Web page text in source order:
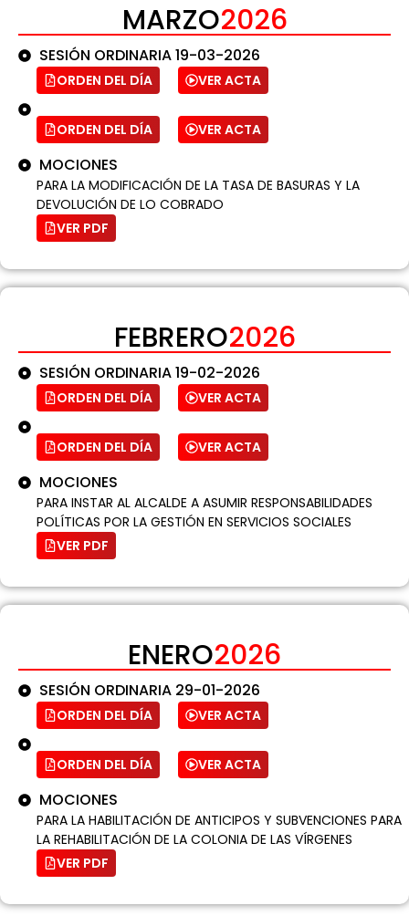
MARZO2026
SESIÓN ORDINARIA 19-03-2026
ORDEN DEL DÍA VER ACTA
ORDEN DEL DÍA VER ACTA
MOCIONES
PARA LA MODIFICACIÓN DE LA TASA DE BASURAS Y LA
DEVOLUCIÓN DE LO COBRADO
VER PDF
FEBRERO2026
SESIÓN ORDINARIA 19-02-2026
ORDEN DEL DÍA VER ACTA
ORDEN DEL DÍA VER ACTA
MOCIONES
PARA INSTAR AL ALCALDE A ASUMIR RESPONSABILIDADES
POLÍTICAS POR LA GESTIÓN EN SERVICIOS SOCIALES
VER PDF
ENERO2026
SESIÓN ORDINARIA 29-01-2026
ORDEN DEL DÍA VER ACTA
ORDEN DEL DÍA VER ACTA
MOCIONES
PARA LA HABILITACIÓN DE ANTICIPOS Y SUBVENCIONES PARA
LA REHABILITACIÓN DE LA COLONIA DE LAS VÍRGENES
VER PDF